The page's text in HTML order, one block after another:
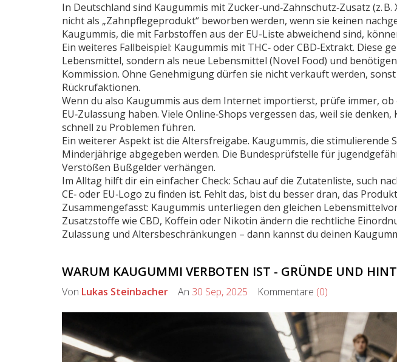
In Deutschland sind Kaugummis mit Zucker‑und‑Zahnschutz‑Zusatz (z.
nicht als „Zahnpflegeprodukt“ beworben werden, wenn sie keinen
Kaugummis, die mit Farbstoffen aus der EU-Liste abweichend sind,
Ein weiteres Fallbeispiel: Kaugummis mit THC‑ oder CBD‑Extrakt. Diese
Lebensmittel, sondern als neue Lebensmittel (Novel Food) und
Kommission. Ohne Genehmigung dürfen sie nicht verkauft werden,
Rückrufaktionen.
Wenn du also Kaugummis aus dem Internet importierst, prüfe immer,
EU‑Zulassung haben. Viele Online‑Shops vergessen das, weil sie
schnell zu Problemen führen.
Ein weiterer Aspekt ist die Altersfreigabe. Kaugummis, die stimulierende
Minderjährige abgegeben werden. Die Bundesprüfstelle für
Verstößen Bußgelder verhängen.
Im Alltag hilft dir ein einfacher Check: Schau auf die Zutatenliste, such
CE‑ oder EU‑Logo zu finden ist. Fehlt das, bist du besser dran, das
Zusammengefasst: Kaugummis unterliegen den gleichen
Zusatzstoffe wie CBD, Koffein oder Nikotin ändern die rechtliche
Zulassung und Altersbeschränkungen – dann kannst du deinen
WARUM KAUGUMMI VERBOTEN IST - GRÜNDE UND
Von Lukas Steinbacher An 30 Sep, 2025 Kommentare (0)